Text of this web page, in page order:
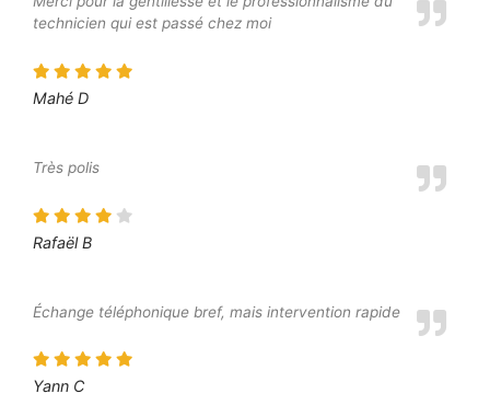
technicien qui est passé chez moi
Mahé D
Très polis
Rafaël B
Échange téléphonique bref, mais intervention rapide
Yann C